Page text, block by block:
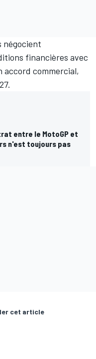
négocient
financières avec
accord commercial,
entre le MotoGP et
n'est toujours pas
cet article